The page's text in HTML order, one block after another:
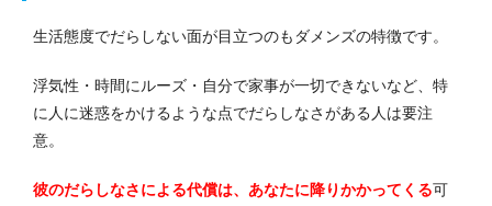
生活態度でだらしない面が目立つのもダメンズの特徴です。
浮気性・時間にルーズ・自分で家事が一切できないなど、特
に人に迷惑をかけるような点でだらしなさがある人は要注
意。
彼のだらしなさによる代償は、あなたに降りかかってくる可